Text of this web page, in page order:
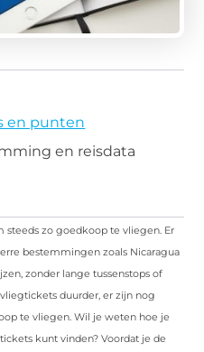
en punten
en reisdata
steeds zo goedkoop te vliegen. Er
bestemmingen zoals Nicaragua
zonder lange tussenstops of
duurder, er zijn nog
te vliegen. Wil je weten hoe je
kunt vinden? Voordat je de